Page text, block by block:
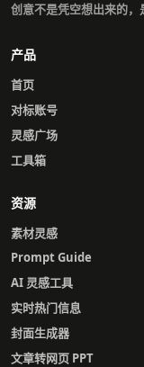
创意不是凭空想出来的，
产品
首页
对标账号
灵感广场
工具箱
资源
素材灵感
Prompt Guide
AI 灵感工具
实时热门信息
封面生成器
文章转网页 PPT